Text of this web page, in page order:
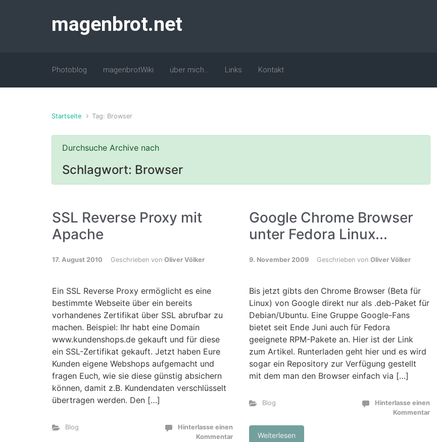
magenbrot.net
Photoblog magenbrotWiki über mich… Links Kontakt
Startseite Tag: Browser
Durchsuche Archive nach
Schlagwort: Browser
SSL Reverse Proxy mit
Apache
17. August 2010 Geschrieben von Oliver Völker
Ein SSL Reverse Proxy ermöglicht es eine
bestimmte Webseite über ein bereits
vorhandenes Zertifikat über SSL abrufbar zu
machen. Beispiel: Ihr habt eine Domain
www.kundenshops.de gekauft und für diese
ein SSL-Zertifikat gekauft. Jetzt haben Eure
Kunden eigene Webshops aufgemacht und
fragen Euch, wie sie diese günstig absichern
können, damit z.B. Kundendaten verschlüsselt
übertragen werden. Den […]
Blog
Hinterlasse einen
Kommentar
Google Chrome Browser
unter Fedora Linux...
9. November 2009 Geschrieben von Oliver Völker
Bis jetzt gibts den Chrome Browser (Beta für
Linux) von Google direkt nur als .deb-Paket für
Debian/Ubuntu. Eine Gruppe Google-Fans
bietet seit Ende Juni auch für Fedora
geeignete RPM-Pakete an. Hier ist der Link
zum Artikel. Runterladen geht hier und es wird
sogar ein Repository zur Verfügung gestellt
mit dem man den Browser einfach via […]
Blog
Hinterlasse einen
Kommentar
Weiterlesen